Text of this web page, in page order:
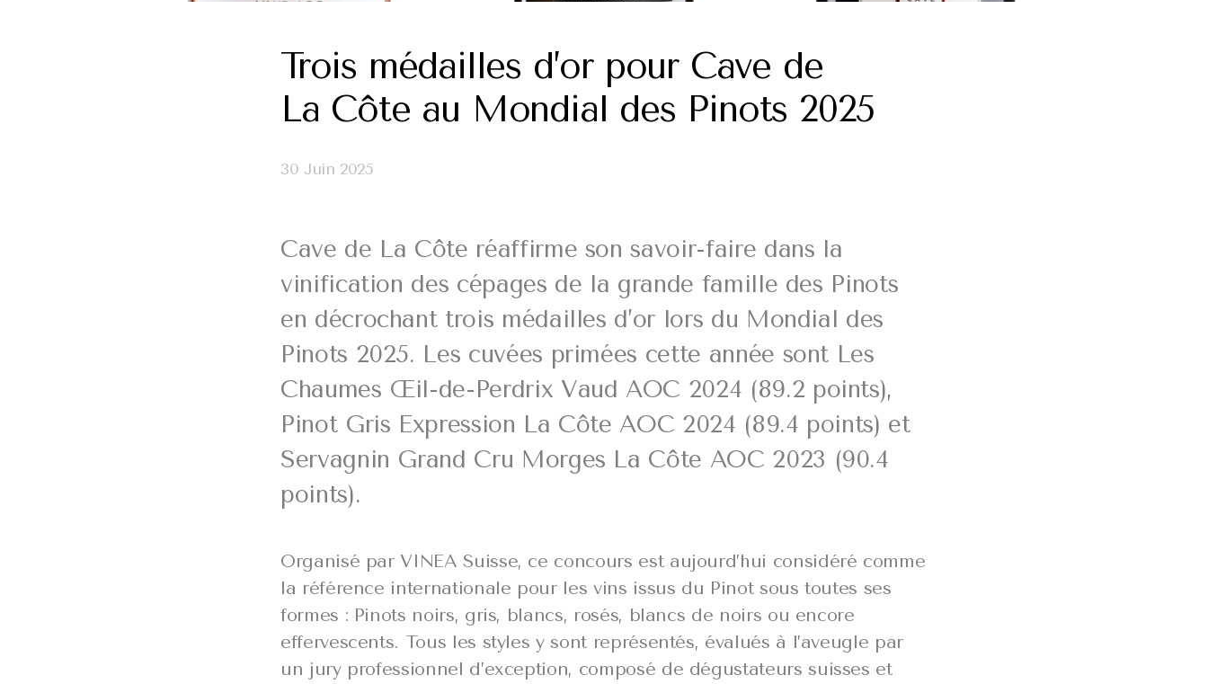
Trois médailles d’or pour Cave de
La Côte au Mondial des Pinots 2025
30 Juin 2025
Cave de La Côte réaffirme son savoir-faire dans la
vinification des cépages de la grande famille des Pinots
en décrochant trois médailles d’or lors du Mondial des
Pinots 2025. Les cuvées primées cette année sont Les
Chaumes Œil-de-Perdrix Vaud AOC 2024 (89.2 points),
Pinot Gris Expression La Côte AOC 2024 (89.4 points) et
Servagnin Grand Cru Morges La Côte AOC 2023 (90.4
points).
Organisé par VINEA Suisse, ce concours est aujourd’hui considéré comme
la référence internationale pour les vins issus du Pinot sous toutes ses
formes : Pinots noirs, gris, blancs, rosés, blancs de noirs ou encore
effervescents. Tous les styles y sont représentés, évalués à l’aveugle par
un jury professionnel d’exception, composé de dégustateurs suisses et